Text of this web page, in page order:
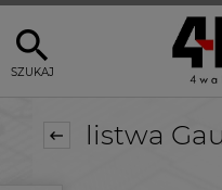
SZUKAJ
listwa